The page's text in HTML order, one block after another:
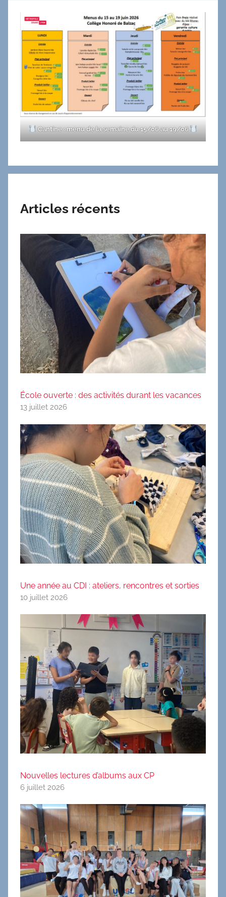
Cantine : menu de la semaine du 15/06 au 19/06
Articles récents
École ouverte : des activités durant les vacances
13 juillet 2026
Une année au CDI : ateliers, rencontres et sorties
10 juillet 2026
Nouvelles lectures d’albums aux CP
6 juillet 2026